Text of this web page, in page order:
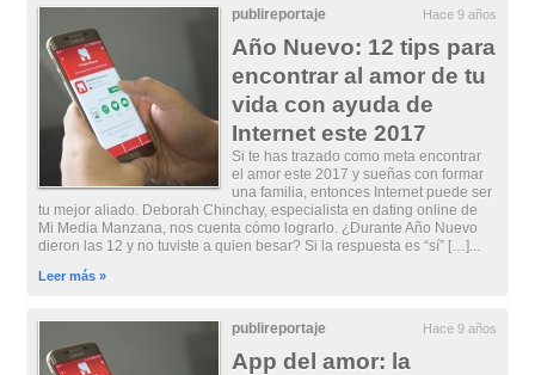
publireportaje Hace 9 años
Año Nuevo: 12 tips para
encontrar al amor de tu
vida con ayuda de
Internet este 2017
Si te has trazado como meta encontrar
el amor este 2017 y sueñas con formar
una familia, entonces Internet puede ser
tu mejor aliado. Deborah Chinchay, especialista en dating online de
Mi Media Manzana, nos cuenta cómo lograrlo. ¿Durante Año Nuevo
dieron las 12 y no tuviste a quien besar? Si la respuesta es “sí” […]...
Leer más »
publireportaje Hace 9 años
App del amor: la